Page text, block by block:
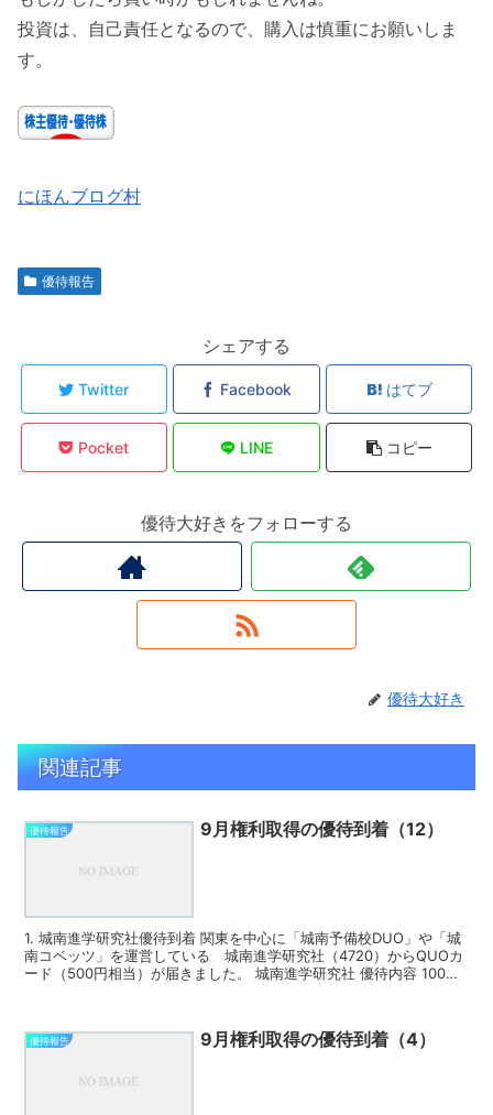
投資は、自己責任となるので、購入は慎重にお願いしま
す。
にほんブログ村
優待報告
シェアする
Twitter Facebook はてブ
Pocket LINE コピー
優待大好きをフォローする
優待大好き
関連記事
優待報告 9月権利取得の優待到着（12）
1. 城南進学研究社優待到着 関東を中心に「城南予備校DUO」や「城
南コベッツ」を運営している 城南進学研究社（4720）からQUOカ
ード（500円相当）が届きました。 城南進学研究社 優待内容 100株
優待報告 9月権利取得の優待到着（4）